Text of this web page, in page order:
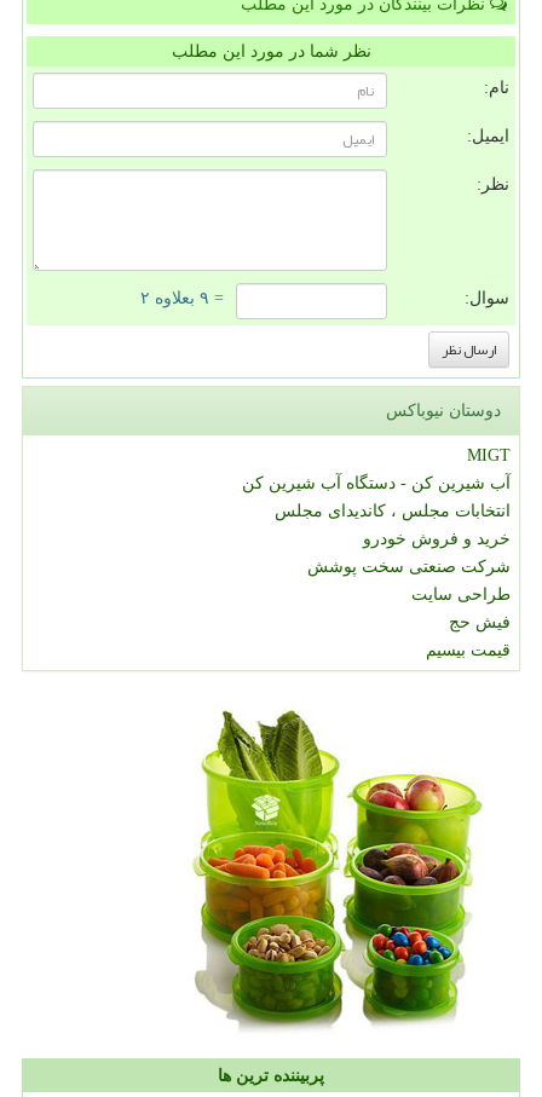
نظرات بینندگان در مورد این مطلب
نظر شما در مورد این مطلب
نام:
ایمیل:
نظر:
سوال: = ۹ بعلاوه ۲
دوستان نیوباکس
MIGT
آب شیرین کن - دستگاه آب شیرین کن
انتخابات مجلس ، کاندیدای مجلس
خرید و فروش خودرو
شرکت صنعتی سخت پوشش
طراحی سایت
فیش حج
قیمت بیسیم
پربیننده ترین ها